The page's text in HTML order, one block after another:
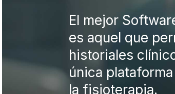
El mejor
es aquel que
historiales
única
la fisioterapia.